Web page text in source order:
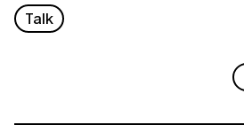
Talk